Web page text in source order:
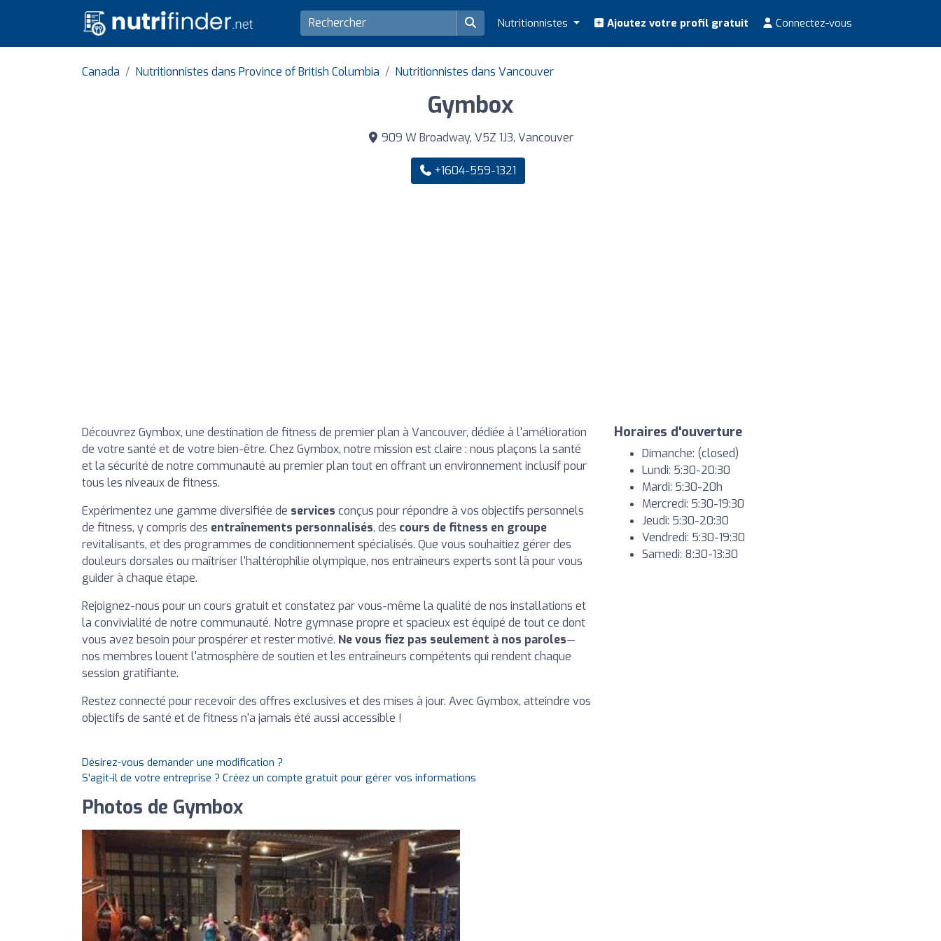
Nutritionnistes Ajoutez votre profil gratuit Connectez-vous
Canada Nutritionnistes dans Province of British Columbia Nutritionnistes dans Vancouver
Gymbox
909 W Broadway, V5Z 1J3, Vancouver
+1604-559-1321
Découvrez Gymbox, une destination de fitness de premier plan à Vancouver, dédiée à l'amélioration
de votre santé et de votre bien-être. Chez Gymbox, notre mission est claire : nous plaçons la santé
et la sécurité de notre communauté au premier plan tout en offrant un environnement inclusif pour
tous les niveaux de fitness.
Expérimentez une gamme diversifiée de services conçus pour répondre à vos objectifs personnels
de fitness, y compris des entraînements personnalisés, des cours de fitness en groupe
revitalisants, et des programmes de conditionnement spécialisés. Que vous souhaitiez gérer des
douleurs dorsales ou maîtriser l'haltérophilie olympique, nos entraîneurs experts sont là pour vous
guider à chaque étape.
Rejoignez-nous pour un cours gratuit et constatez par vous-même la qualité de nos installations et
la convivialité de notre communauté. Notre gymnase propre et spacieux est équipé de tout ce dont
vous avez besoin pour prospérer et rester motivé. Ne vous fiez pas seulement à nos paroles—
nos membres louent l'atmosphère de soutien et les entraîneurs compétents qui rendent chaque
session gratifiante.
Restez connecté pour recevoir des offres exclusives et des mises à jour. Avec Gymbox, atteindre vos
objectifs de santé et de fitness n'a jamais été aussi accessible !
Horaires d'ouverture
Dimanche: (closed)
Lundi: 5:30-20:30
Mardi: 5:30-20h
Mercredi: 5:30-19:30
Jeudi: 5:30-20:30
Vendredi: 5:30-19:30
Samedi: 8:30-13:30
Désirez-vous demander une modification ?
S'agit-il de votre entreprise ? Créez un compte gratuit pour gérer vos informations
Photos de Gymbox